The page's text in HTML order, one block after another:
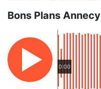
Bons Plans Annecy
0:00